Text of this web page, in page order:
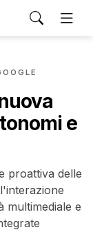
e
proattiva delle
multimediale e